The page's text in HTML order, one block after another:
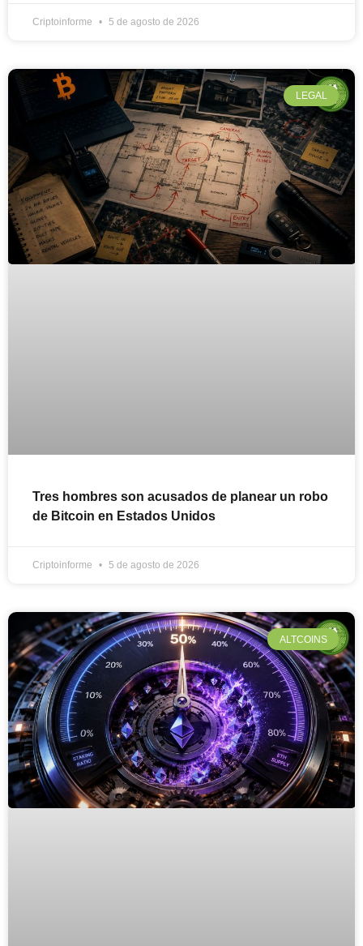
Criptoinforme 5 de agosto de 2026
LEGAL
Tres hombres son acusados de planear un robo
de Bitcoin en Estados Unidos
Criptoinforme 5 de agosto de 2026
ALTCOINS